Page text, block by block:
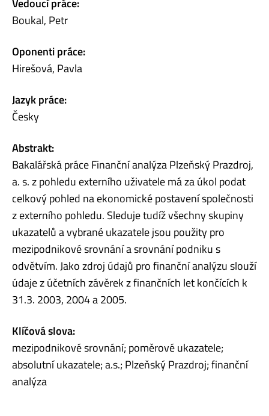
Boukal, Petr
Oponenti práce:
Hirešová, Pavla
Jazyk práce:
Česky
Abstrakt:
Bakalářská práce Finanční analýza Plzeňský Prazdroj,
a. s. z pohledu externího uživatele má za úkol podat
celkový pohled na ekonomické postavení společnosti
z externího pohledu. Sleduje tudíž všechny skupiny
ukazatelů a vybrané ukazatele jsou použity pro
mezipodnikové srovnání a srovnání podniku s
odvětvím. Jako zdroj údajů pro finanční analýzu slouží
údaje z účetních závěrek z finančních let končících k
31.3. 2003, 2004 a 2005.
Klíčová slova:
mezipodnikové srovnání; poměrové ukazatele;
absolutní ukazatele; a.s.; Plzeňský Prazdroj; finanční
analýza